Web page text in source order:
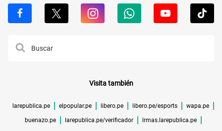
Visita también
larepublica.pe elpopular.pe libero.pe libero.pe/esports wapa.pe
buenazo.pe larepublica.pe/verificador lrmas.larepublica.pe